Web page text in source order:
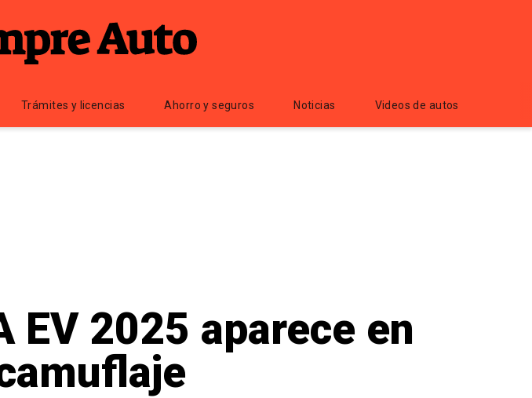
Trámites y licencias Ahorro y seguros Noticias Videos de autos
EV 2025 aparece en